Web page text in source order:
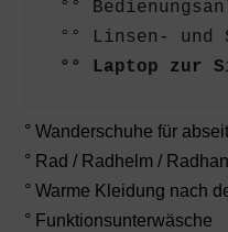
°°
°° Linsen- und
°° Laptop zur
° Wanderschuhe für
° Rad / Radhelm /
° Warme Kleidung nach
° Funktionsunterwäsche